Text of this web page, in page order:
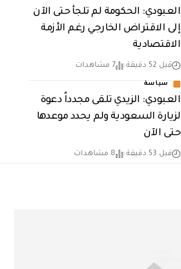
العبودي: الحكومة لم تلجأ حتى الآن
إلى الاقتراض الخارجي رغم الأزمة
الاقتصادية
قبل 52 دقيقة 7 مشاهدات
سياسة
العبودي: الزيدي تلقى مجدداً دعوة
لزيارة السعودية ولم يحدد موعدها
حتى الآن
قبل 53 دقيقة 8 مشاهدات